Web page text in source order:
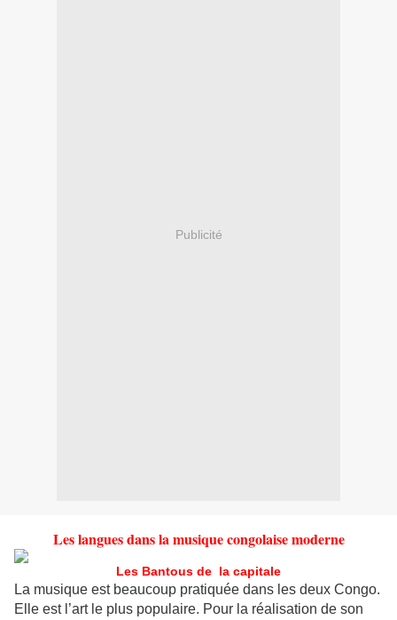
Publicité
Les langues dans la musique congolaise moderne
Les Bantous de la capitale
La musique est beaucoup pratiquée dans les deux Congo.
Elle est l’art le plus populaire. Pour la réalisation de son